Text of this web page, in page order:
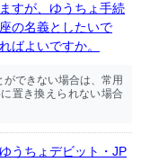
すが、ゆうちょ手続
の名義としたいで
ばよいですか。
できない場合は、常用
置き換えられない場合
うちょデビット・JP